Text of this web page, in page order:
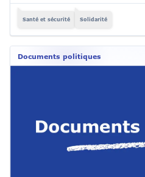
Santé et sécurité Solidarité
Documents politiques